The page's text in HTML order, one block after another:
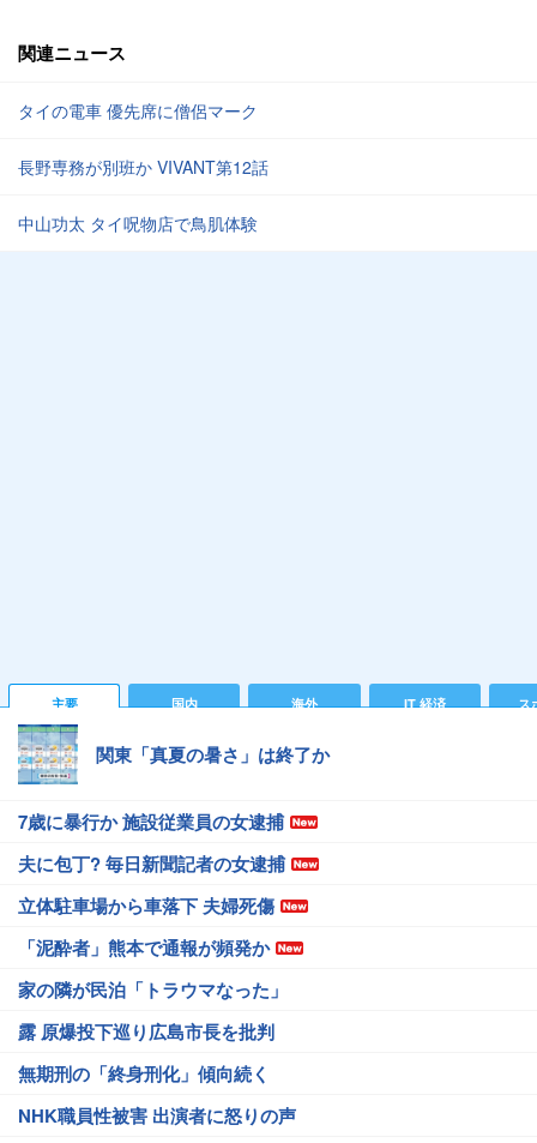
関連ニュース
タイの電車 優先席に僧侶マーク
長野専務が別班か VIVANT第12話
中山功太 タイ呪物店で鳥肌体験
主要 国内 海外 IT 経済 ス
関東「真夏の暑さ」は終了か
7歳に暴行か 施設従業員の女逮捕
夫に包丁? 毎日新聞記者の女逮捕
立体駐車場から車落下 夫婦死傷
「泥酔者」熊本で通報が頻発か
家の隣が民泊「トラウマなった」
露 原爆投下巡り広島市長を批判
無期刑の「終身刑化」傾向続く
NHK職員性被害 出演者に怒りの声